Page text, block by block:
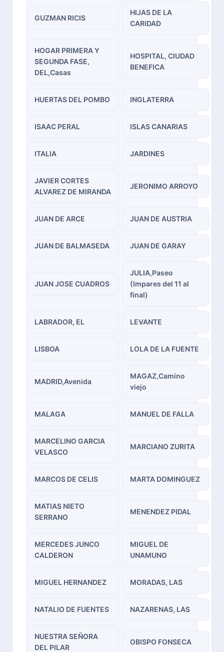
GUZMAN RICIS
HIJAS DE LA
CARIDAD
HOGAR PRIMERA Y
SEGUNDA FASE,
DEL,Casas
HOSPITAL, CIUDAD
BENEFICA
HUERTAS DEL POMBO INGLATERRA
ISAAC PERAL ISLAS CANARIAS
ITALIA JARDINES
JAVIER CORTES
ALVAREZ DE MIRANDA
JERONIMO ARROYO
JUAN DE ARCE JUAN DE AUSTRIA
JUAN DE BALMASEDA JUAN DE GARAY
JUAN JOSE CUADROS
JULIA,Paseo
(Impares del 11 al
final)
LABRADOR, EL LEVANTE
LISBOA LOLA DE LA FUENTE
MADRID,Avenida
MAGAZ,Camino
viejo
MALAGA MANUEL DE FALLA
MARCELINO GARCIA
VELASCO
MARCIANO ZURITA
MARCOS DE CELIS MARTA DOMINGUEZ
MATIAS NIETO
SERRANO
MENENDEZ PIDAL
MERCEDES JUNCO
CALDERON
MIGUEL DE
UNAMUNO
MIGUEL HERNANDEZ MORADAS, LAS
NATALIO DE FUENTES NAZARENAS, LAS
NUESTRA SEÑORA
DEL PILAR
OBISPO FONSECA